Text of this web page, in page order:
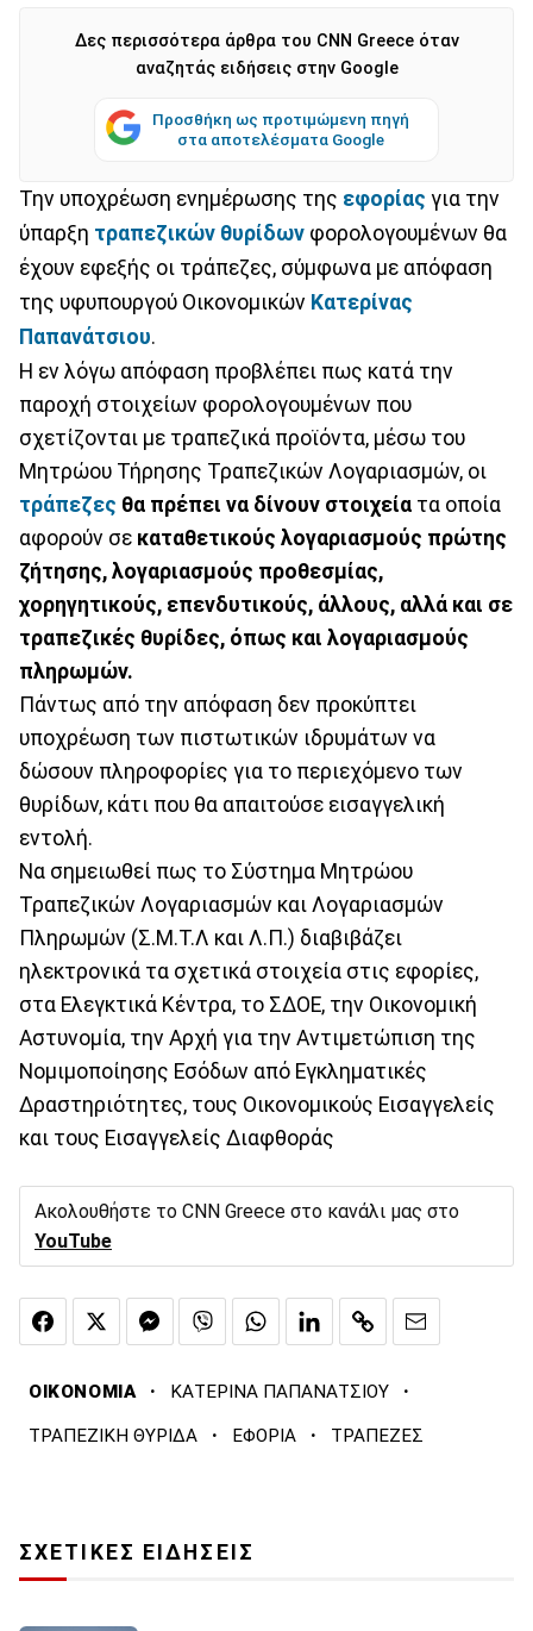
Δες περισσότερα άρθρα του CNN Greece όταν
αναζητάς ειδήσεις στην Google
Προσθήκη ως προτιμώμενη πηγή
στα αποτελέσματα Google
Την υποχρέωση ενημέρωσης της εφορίας για την
ύπαρξη τραπεζικών θυρίδων φορολογουμένων θα
έχουν εφεξής οι τράπεζες, σύμφωνα με απόφαση
της υφυπουργού Οικονομικών Κατερίνας
Παπανάτσιου.
Η εν λόγω απόφαση προβλέπει πως κατά την
παροχή στοιχείων φορολογουμένων που
σχετίζονται με τραπεζικά προϊόντα, μέσω του
Μητρώου Τήρησης Τραπεζικών Λογαριασμών, οι
τράπεζες θα πρέπει να δίνουν στοιχεία τα οποία
αφορούν σε καταθετικούς λογαριασμούς πρώτης
ζήτησης, λογαριασμούς προθεσμίας,
χορηγητικούς, επενδυτικούς, άλλους, αλλά και σε
τραπεζικές θυρίδες, όπως και λογαριασμούς
πληρωμών.
Πάντως από την απόφαση δεν προκύπτει
υποχρέωση των πιστωτικών ιδρυμάτων να
δώσουν πληροφορίες για το περιεχόμενο των
θυρίδων, κάτι που θα απαιτούσε εισαγγελική
εντολή.
Να σημειωθεί πως το Σύστημα Μητρώου
Τραπεζικών Λογαριασμών και Λογαριασμών
Πληρωμών (Σ.Μ.Τ.Λ και Λ.Π.) διαβιβάζει
ηλεκτρονικά τα σχετικά στοιχεία στις εφορίες,
στα Ελεγκτικά Κέντρα, το ΣΔΟΕ, την Οικονομική
Αστυνομία, την Αρχή για την Αντιμετώπιση της
Νομιμοποίησης Εσόδων από Εγκληματικές
Δραστηριότητες, τους Οικονομικούς Εισαγγελείς
και τους Εισαγγελείς Διαφθοράς
Ακολουθήστε το CNN Greece στο κανάλι μας στο
YouTube
ΟΙΚΟΝΟΜΙΑ · ΚΑΤΕΡΙΝΑ ΠΑΠΑΝΑΤΣΙΟΥ ·
ΤΡΑΠΕΖΙΚΗ ΘΥΡΙΔΑ · ΕΦΟΡΙΑ · ΤΡΑΠΕΖΕΣ
ΣΧΕΤΙΚΕΣ ΕΙΔΗΣΕΙΣ